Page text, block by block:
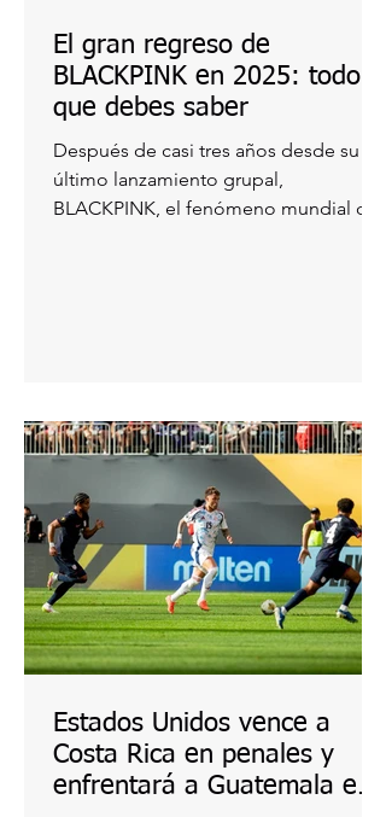
El gran regreso de
BLACKPINK en 2025: todo lo
que debes saber
Después de casi tres años desde su
último lanzamiento grupal,
BLACKPINK, el fenómeno mundial del
Estados Unidos vence a
Costa Rica en penales y
enfrentará a Guatemala en